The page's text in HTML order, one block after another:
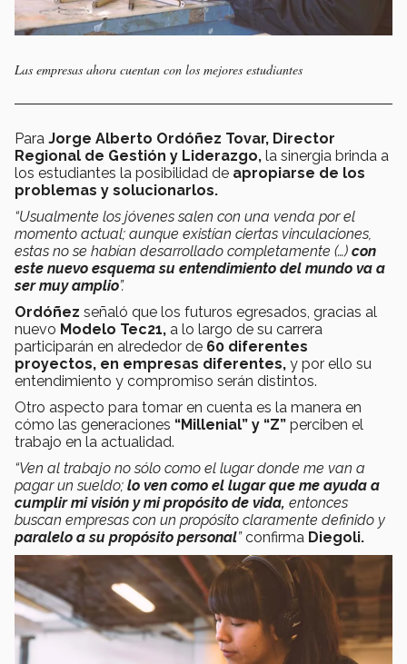
Las empresas ahora cuentan con los mejores estudiantes
Para Jorge Alberto Ordóñez Tovar, Director
Regional de Gestión y Liderazgo, la sinergia brinda a
los estudiantes la posibilidad de apropiarse de los
problemas y solucionarlos.
“Usualmente los jóvenes salen con una venda por el
momento actual; aunque existían ciertas vinculaciones,
estas no se habían desarrollado completamente (…) con
este nuevo esquema su entendimiento del mundo va a
ser muy amplio”.
Ordóñez señaló que los futuros egresados, gracias al
nuevo Modelo Tec21, a lo largo de su carrera
participarán en alrededor de 60 diferentes
proyectos, en empresas diferentes, y por ello su
entendimiento y compromiso serán distintos.
Otro aspecto para tomar en cuenta es la manera en
cómo las generaciones “Millenial” y “Z” perciben el
trabajo en la actualidad.
“Ven al trabajo no sólo como el lugar donde me van a
pagar un sueldo; lo ven como el lugar que me ayuda a
cumplir mi visión y mi propósito de vida, entonces
buscan empresas con un propósito claramente definido y
paralelo a su propósito personal”confirma Diegoli.